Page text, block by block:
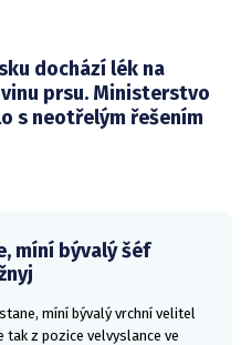
dochází lék na
prsu. Ministerstvo
s neotřelým řešením
míní bývalý šéf
míní bývalý vrchní velitel
tak z pozice velvyslance ve